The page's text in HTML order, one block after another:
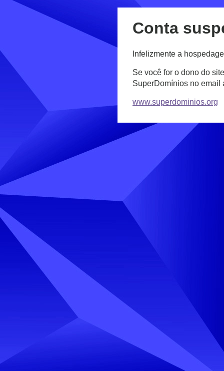
Conta
Infelizmente a
Se você for o dono do
SuperDomínios no email
www.superdominios.org